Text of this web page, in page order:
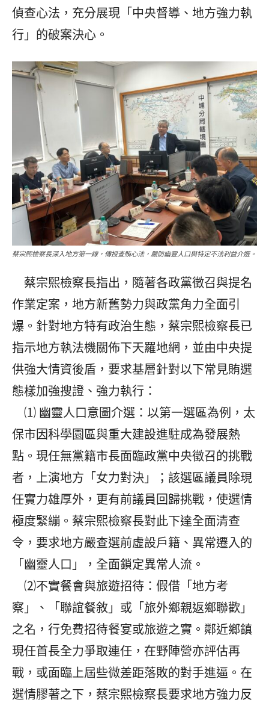
偵查心法，充分展現「中央督導、地方強力執
行」的破案決心。
蔡宗熙檢察長深入地方第一線，傳授查賄心法，嚴防幽靈人口與特定不法利益介選。
蔡宗熙檢察長指出，隨著各政黨徵召與提名
作業定案，地方新舊勢力與政黨角力全面引
爆。針對地方特有政治生態，蔡宗熙檢察長已
指示地方執法機關佈下天羅地網，並由中央提
供強大情資後盾，要求基層針對以下常見賄選
態樣加強搜證、強力執行：
⑴ 幽靈人口意圖介選：以第一選區為例，太
保市因科學園區與重大建設進駐成為發展熱
點。現任無黨籍市長面臨政黨中央徵召的挑戰
者，上演地方「女力對決」；該選區議員除現
任實力雄厚外，更有前議員回歸挑戰，使選情
極度緊繃。蔡宗熙檢察長對此下達全面清查
令，要求地方嚴查選前虛設戶籍、異常遷入的
「幽靈人口」，全面鎖定異常人流。
⑵不實餐會與旅遊招待：假借「地方考
察」、「聯誼餐敘」或「旅外鄉親返鄉聯歡」
之名，行免費招待餐宴或旅遊之實。鄰近鄉鎮
現任首長全力爭取連任，在野陣營亦評估再
戰，或面臨上屆些微差距落敗的對手進逼。在
選情膠著之下，蔡宗熙檢察長要求地方強力反